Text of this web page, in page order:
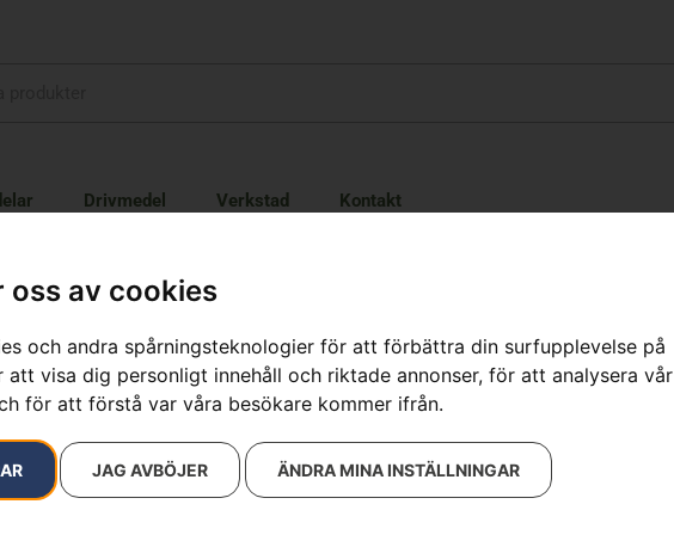
oss av cookies
och andra spårningsteknologier för att förbättra din surfupplevelse på
visa dig personligt innehåll och riktade annonser, för att analysera vår
för att förstå var våra besökare kommer ifrån.
JAG AVBÖJER ÄNDRA MINA INSTÄLLNINGAR
Drivmedel Verkstad Kontakt